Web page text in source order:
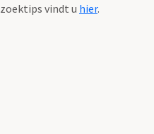
zoektips vindt u hier.